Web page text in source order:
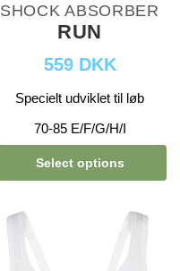
SHOCK ABSORBER
RUN
559 DKK
Specielt udviklet til løb
70-85 E/F/G/H/I
Select options